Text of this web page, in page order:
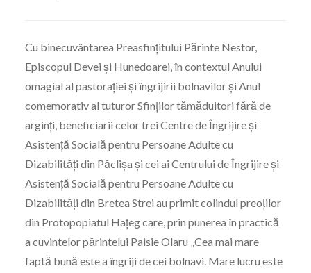
Cu binecuvântarea Preasfințitului Părinte Nestor,
Episcopul Devei și Hunedoarei, în contextul Anului
omagial al pastorației și îngrijirii bolnavilor și Anul
comemorativ al tuturor Sfinților tămăduitori fără de
arginți, beneficiarii celor trei Centre de Îngrijire și
Asistență Socială pentru Persoane Adulte cu
Dizabilități din Păclișa și cei ai Centrului de Îngrijire și
Asistență Socială pentru Persoane Adulte cu
Dizabilități din Bretea Strei au primit colindul preoților
din Protopopiatul Hațeg care, prin punerea în practică
a cuvintelor părintelui Paisie Olaru „Cea mai mare
faptă bună este a îngriji de cei bolnavi. Mare lucru este